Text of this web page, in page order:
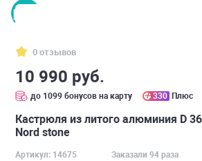
0 отзывов
10 990 руб.
до 1099 бонусов на карту 330 Плюс
Кастрюля из литого алюминия D
Nord stone
Артикул: 14675 Заказали 94 раза